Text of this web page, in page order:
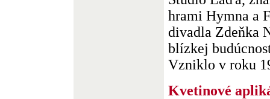
hrami Hymna a
divadla Zdeňka
blízkej
Vzniklo v roku
Kvetinové